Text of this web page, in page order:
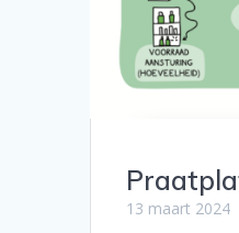
13 maart 2024